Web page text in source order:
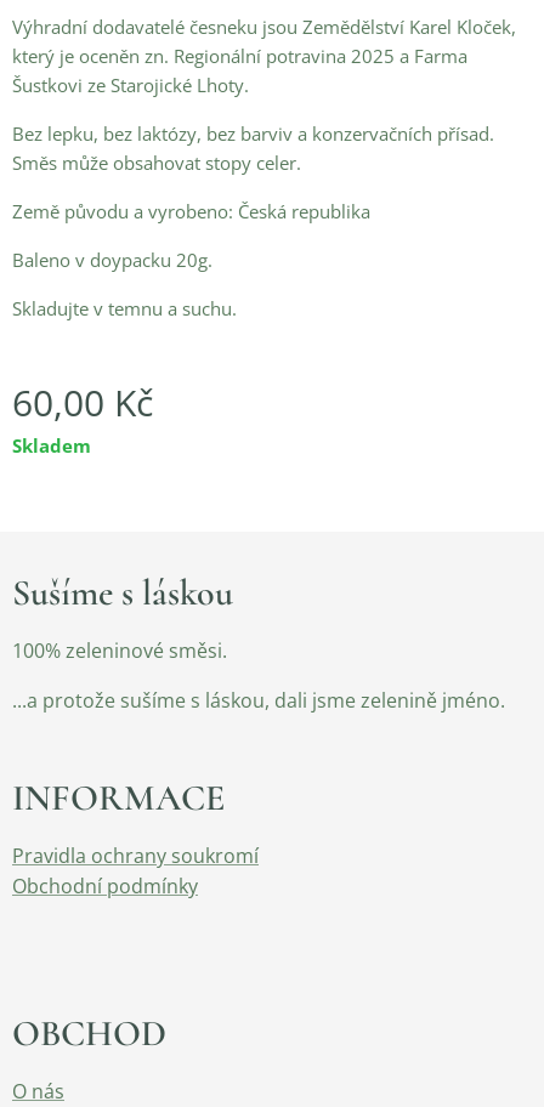
Výhradní dodavatelé česneku jsou Zemědělství Karel Kloček,
který je oceněn zn. Regionální potravina 2025 a Farma
Šustkovi ze Starojické Lhoty.
Bez lepku, bez laktózy, bez barviv a konzervačních přísad.
Směs může obsahovat stopy celer.
Země původu a vyrobeno: Česká republika
Baleno v doypacku 20g.
Skladujte v temnu a suchu.
60,00 Kč
Skladem
Sušíme s láskou
100% zeleninové směsi.
...a protože sušíme s láskou, dali jsme zelenině jméno.
INFORMACE
Pravidla ochrany soukromí
Obchodní podmínky
OBCHOD
O nás